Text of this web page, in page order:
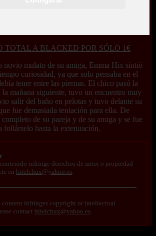
TOTAL A BLACKED POR SÓLO 1€
novio mulato de su amiga, Emma Hix sintió
curiosidad, ya que solo pensaba en el
tener entre las piernas. El chico pasó la
la mañana siguiente, tuvo un encuentro muy
salir del baño en pelotas y tuvo delante su
fue demasiada tentación para ella. De
de su pareja y de su amiga y se fue
follárselo hasta la extenuación.
infringe derechos de autor o propiedad
en bitelchux@yahoo.es
content infringes copyright or intellectual
contact bitelchux@yahoo.es